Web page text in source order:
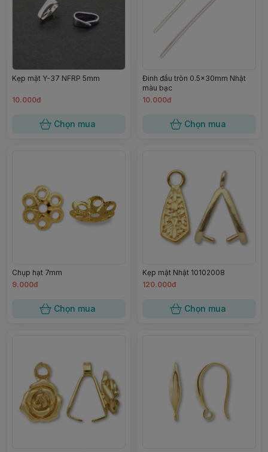
Kẹp mặt Y-37 NFRP 5mm
10.000đ
Chọn mua
Đinh đầu tròn 0.5x30mm Nhật
màu bạc
10.000đ
Chọn mua
Chụp hạt 7mm
9.000đ
Chọn mua
Kẹp mặt Nhật 10102008
120.000đ
Chọn mua